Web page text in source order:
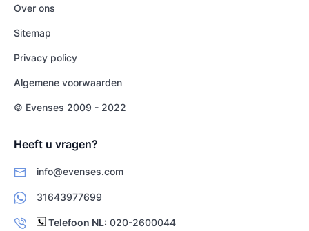
Over ons
Sitemap
Privacy policy
Algemene voorwaarden
© Evenses 2009 - 2022
Heeft u vragen?
info@evenses.com
31643977699
Telefoon NL: 020-2600044